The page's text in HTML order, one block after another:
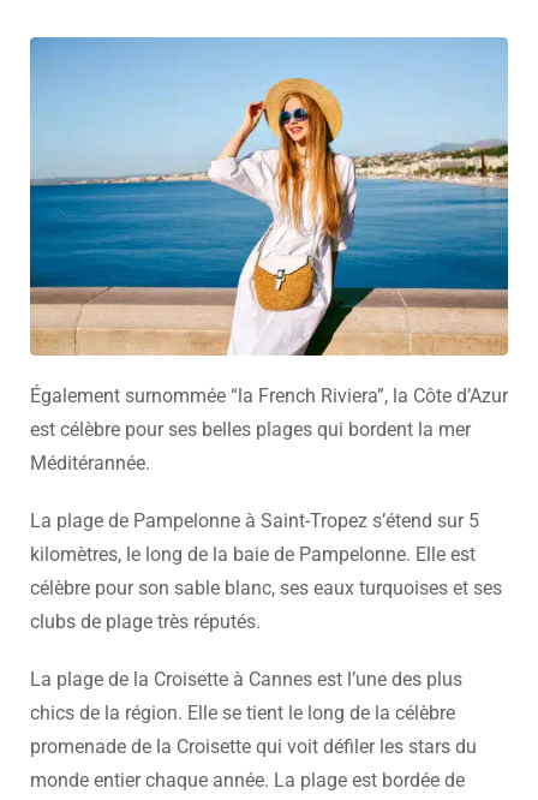
Également surnommée “la French Riviera”, la Côte d’Azur
est célèbre pour ses belles plages qui bordent la mer
Méditérannée.
La plage de Pampelonne à Saint-Tropez s’étend sur 5
kilomètres, le long de la baie de Pampelonne. Elle est
célèbre pour son sable blanc, ses eaux turquoises et ses
clubs de plage très réputés.
La plage de la Croisette à Cannes est l’une des plus
chics de la région. Elle se tient le long de la célèbre
promenade de la Croisette qui voit défiler les stars du
monde entier chaque année. La plage est bordée de